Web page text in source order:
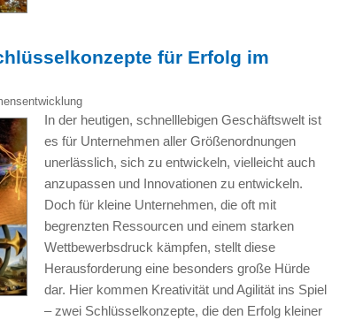
für Erfolg im
In der heutigen, schnelllebigen Geschäftswelt ist
es für Unternehmen aller Größenordnungen
unerlässlich, sich zu entwickeln, vielleicht auch
anzupassen und Innovationen zu entwickeln.
Doch für kleine Unternehmen, die oft mit
begrenzten Ressourcen und einem starken
Wettbewerbsdruck kämpfen, stellt diese
Herausforderung eine besonders große Hürde
dar. Hier kommen Kreativität und Agilität ins Spiel
– zwei Schlüsselkonzepte, die den Erfolg kleiner